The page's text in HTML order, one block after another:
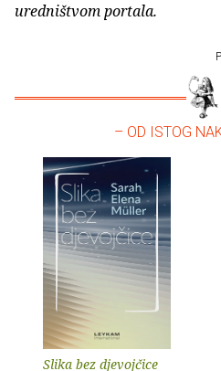
uredništvom portala.
– OD ISTOG
Slika bez djevojčice